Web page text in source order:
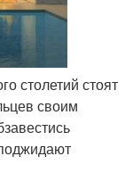
столетий стоят
своим